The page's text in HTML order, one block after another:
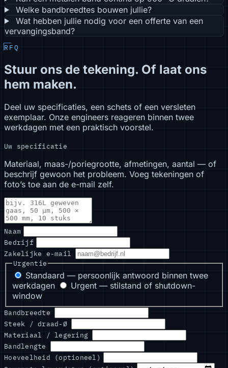
Welke bandbreedtes bouwen jullie?
Wat hebben jullie nodig voor een offerte van een
vervangingsband?
RFQ
Stuur ons de tekening. Of laat ons
hem maken.
Deel uw specificaties, een schets of een versleten
exemplaar. Onze engineers reageren binnen twee
werkdagen met een praktisch voorstel.
Uw specificatie
Materiaal, maas-/poriegrootte, afmetingen, aantal — of
beschrijf gewoon het probleem. Voeg tekeningen of
foto’s toe aan de e-mail zelf.
Naam
Bedrijf
Zakelijke e-mail
Urgentie
Standaard — persoonlijk antwoord binnen twee
werkdagen
Urgent — stilstand of shutdown-
window
Bandbreedte
Steek / draad-Ø
Materiaal / legering
Bandlengte
Hoeveelheid (optioneel)